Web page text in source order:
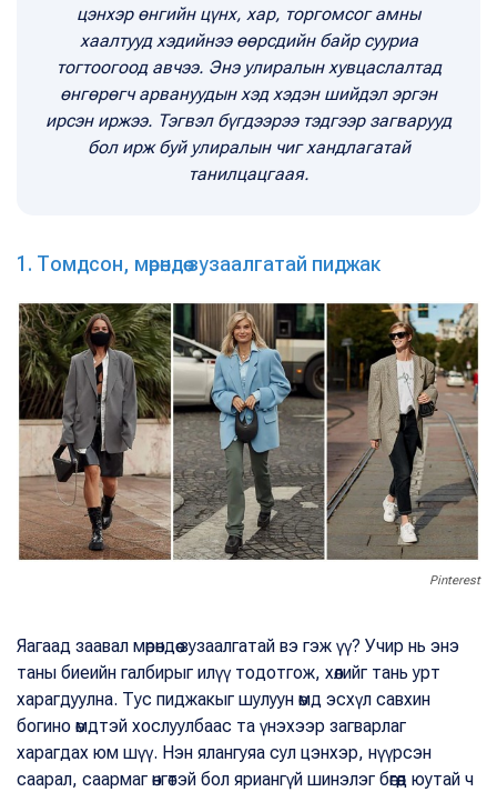
цэнхэр өнгийн цүнх, хар, торгомсог амны
хаалтууд хэдийнээ өөрсдийн байр сууриа
тогтоогоод авчээ. Энэ улиралын хувцаслалтад
өнгөрөгч арвануудын хэд хэдэн шийдэл эргэн
ирсэн иржээ. Тэгвэл бүгдээрээ тэдгээр загварууд
бол ирж буй улиралын чиг хандлагатай
танилцацгаая.
1. Томдсон, мөрөндөө зузаалгатай пиджак
Pinterest
Яагаад заавал мөрөндөө зузаалгатай вэ гэж үү? Учир нь энэ
таны биеийн галбирыг илүү тодотгож, хөлийг тань урт
харагдуулна. Тус пиджакыг шулуун өмд эсхүл савхин
богино өмдтэй хослуулбаас та үнэхээр загварлаг
харагдах юм шүү. Нэн ялангуяа сул цэнхэр, нүүрсэн
саарал, саармаг өнгөтэй бол яриангүй шинэлэг бөгөөд юутай ч